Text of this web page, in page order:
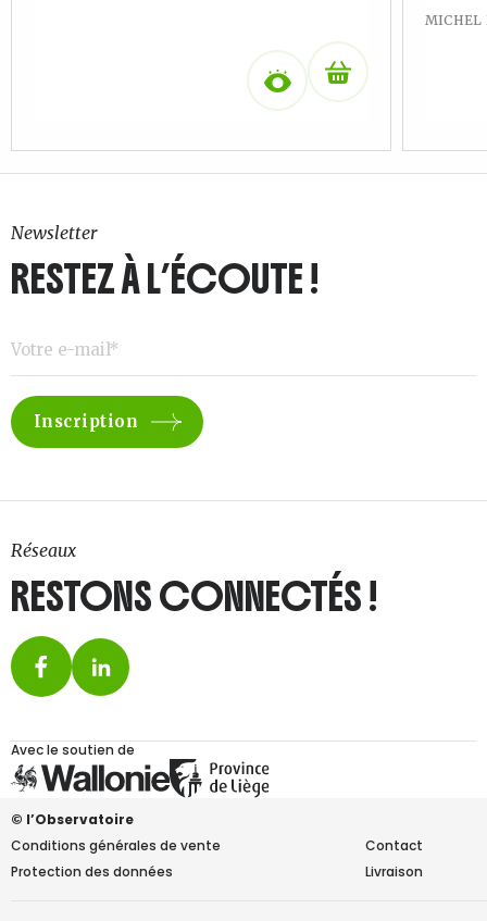
MICHEL
Newsletter
RESTEZ À L’ÉCOUTE !
Réseaux
RESTONS CONNECTÉS !
Avec le soutien de
© l’Observatoire
Conditions générales de vente
Protection des données
Livraison
Contact